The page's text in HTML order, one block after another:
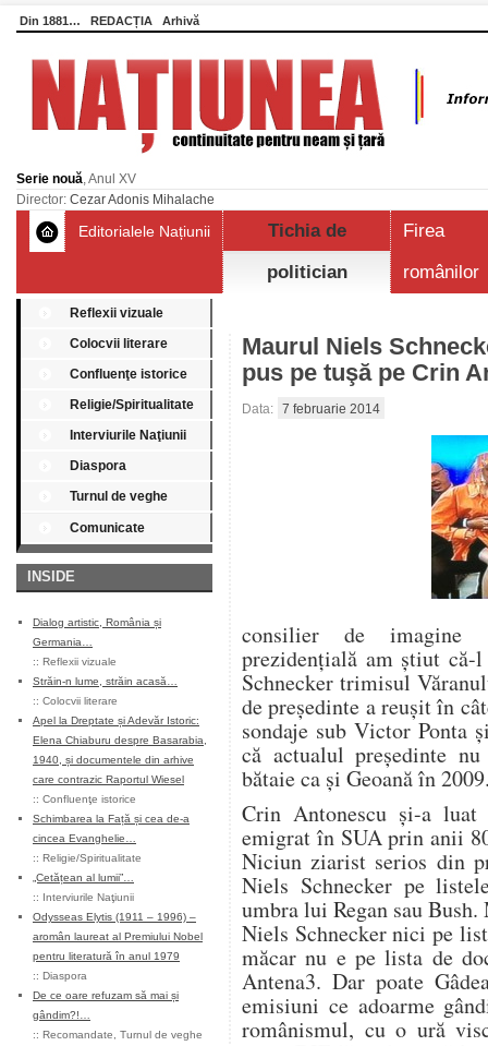
Din 1881… REDACȚIA Arhivă
Serie nouă, Anul XV
Director: Cezar Adonis Mihalache
Editorialele Națiunii
Tichia de
politician
Firea
românilor
Reflexii vizuale
Colocvii literare
Confluenţe istorice
Religie/Spiritualitate
Interviurile Naţiunii
Diaspora
Turnul de veghe
Comunicate
INSIDE
Dialog artistic, România și
Germania…
:: Reflexii vizuale
Străin-n lume, străin acasă…
:: Colocvii literare
Apel la Dreptate și Adevăr Istoric:
Elena Chiaburu despre Basarabia,
1940, și documentele din arhive
care contrazic Raportul Wiesel
:: Confluenţe istorice
Schimbarea la Față și cea de-a
cincea Evanghelie…
:: Religie/Spiritualitate
„Cetățean al lumii”…
:: Interviurile Naţiunii
Odysseas Elytis (1911 – 1996) –
aromân laureat al Premiului Nobel
pentru literatură în anul 1979
:: Diaspora
De ce oare refuzam să mai și
gândim?!…
:: Recomandate Turnul de veghe
Maurul Niels
pus pe tuşă pe Crin
Data: 7 februarie 2014
consilier de imagine
prezidenţială am ştiut
Schnecker trimisul
de preşedinte a reuşit în
sondaje sub Victor Ponta
că actualul preşedinte
bătaie ca şi Geoană în
Crin Antonescu şi-a
emigrat în SUA prin anii
Niciun ziarist serios din
Niels Schnecker pe
umbra lui Regan sau
Niels Schnecker nici pe
măcar nu e pe lista de
Antena3. Dar poate
emisiuni ce adoarme
românismul, cu o ură